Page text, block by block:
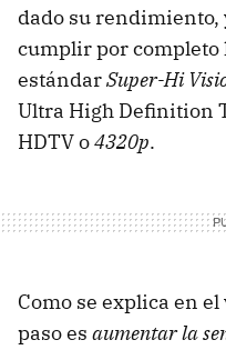
dado su rendimiento,
cumplir por completo
estándarSuper-Hi
Ultra High Definition
HDTV o4320p.
Como se explica en
paso es aumentar la